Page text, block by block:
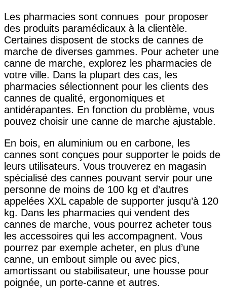
Les pharmacies sont connues pour proposer
des produits paramédicaux à la clientèle.
Certaines disposent de stocks de cannes de
marche de diverses gammes. Pour acheter une
canne de marche, explorez les pharmacies de
votre ville. Dans la plupart des cas, les
pharmacies sélectionnent pour les clients des
cannes de qualité, ergonomiques et
antidérapantes. En fonction du problème, vous
pouvez choisir une canne de marche ajustable.
En bois, en aluminium ou en carbone, les
cannes sont conçues pour supporter le poids de
leurs utilisateurs. Vous trouverez en magasin
spécialisé des cannes pouvant servir pour une
personne de moins de 100 kg et d’autres
appelées XXL capable de supporter jusqu’à 120
kg. Dans les pharmacies qui vendent des
cannes de marche, vous pourrez acheter tous
les accessoires qui les accompagnent. Vous
pourrez par exemple acheter, en plus d’une
canne, un embout simple ou avec pics,
amortissant ou stabilisateur, une housse pour
poignée, un porte-canne et autres.